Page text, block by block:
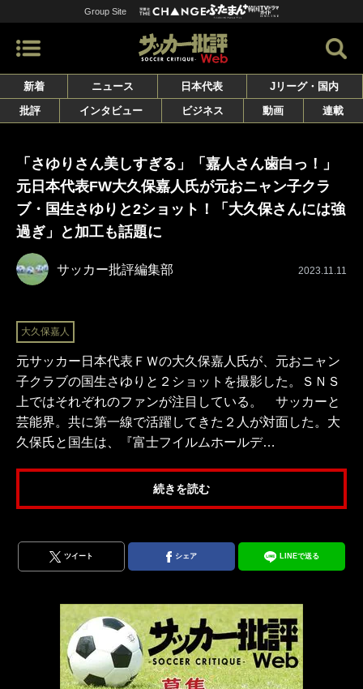
Group Site
新着 ニュース 日本代表
Jリーグ・国内
批評
インタビュー ビジネス 動画 連載
「さゆりさん美しすぎる」「嘉人さん歯白っ！」
元日本代表FW大久保嘉人氏が元おニャン子クラ
ブ・国生さゆりと2ショット！「大久保さんには強
過ぎ」と加工も話題に
サッカー批評編集部 2023.11.11
大久保嘉人
元サッカー日本代表ＦＷの大久保嘉人氏が、元おニャン
子クラブの国生さゆりと２ショットを撮影した。ＳＮＳ
上ではそれぞれのファンが注目している。 サッカーと
芸能界。共に第一線で活躍してきた２人が対面した。大
久保氏と国生は、『富士フイルムホールデ…
続きを読む
ツイート シェア LINEで送る